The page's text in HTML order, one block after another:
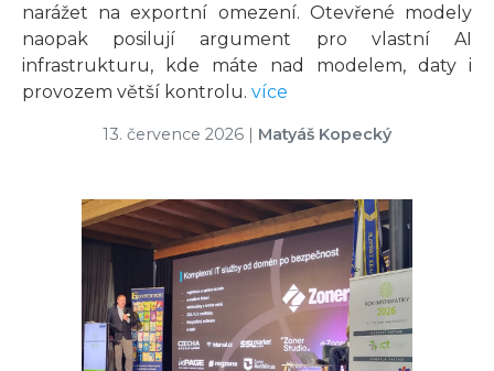
narážet na exportní omezení. Otevřené modely
naopak posilují argument pro vlastní AI
infrastrukturu, kde máte nad modelem, daty i
provozem větší kontrolu. více
13. července 2026 | Matyáš Kopecký